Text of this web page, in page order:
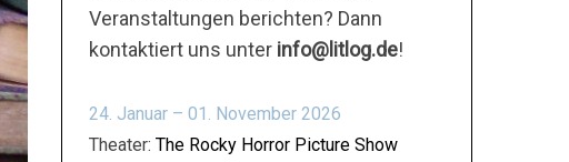
Veranstaltungen berichten? Dann
kontaktiert uns unter info@litlog.de!
24. Januar – 01. November 2026
Theater: The Rocky Horror Picture Show